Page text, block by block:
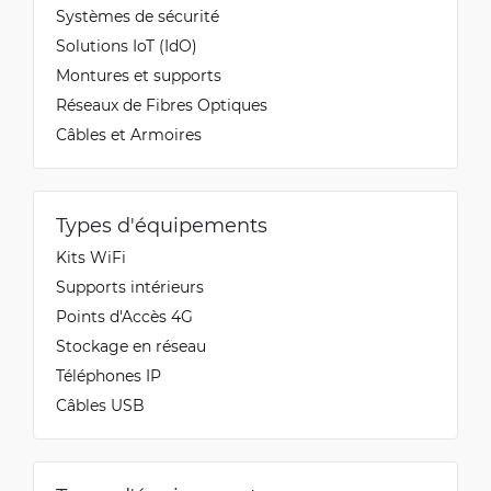
Cheap, good looking and durable patch cable.
Vérifié, collecté par Trustpilot
Cheap, good looking and durable patch cable.
Vérifié, collecté par Trustpilot
Nice product, good quality, fast delivery, good
Systèmes de sécurité
Solutions IoT (IdO)
Montures et supports
Réseaux de Fibres Optiques
Câbles et Armoires
Types d'équipements
Kits WiFi
Supports intérieurs
Points d'Accès 4G
Stockage en réseau
Téléphones IP
Câbles USB